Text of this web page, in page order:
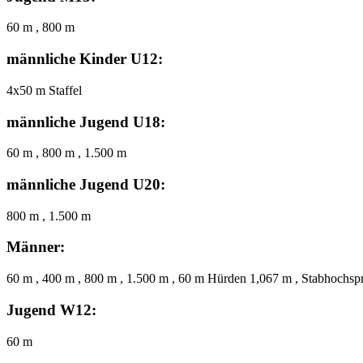
60 m , 800 m
männliche Kinder U12:
4x50 m Staffel
männliche Jugend U18:
60 m , 800 m , 1.500 m
männliche Jugend U20:
800 m , 1.500 m
Männer:
60 m , 400 m , 800 m , 1.500 m , 60 m Hürden 1,067 m ,
Jugend W12:
60 m